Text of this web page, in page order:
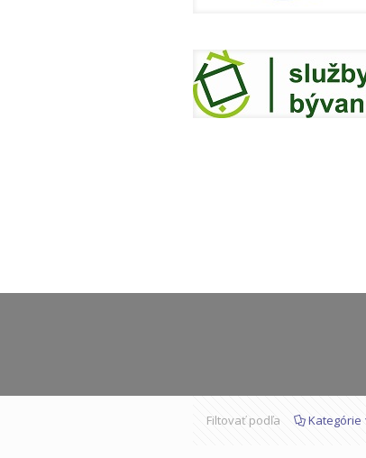
Filtovať podľa Kategórie